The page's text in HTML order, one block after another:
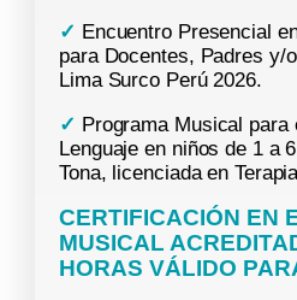
✓ Encuentro Presencial
para Docentes, Padres y/
Lima Surco Perú 2026.
✓ Programa Musical para
Lenguaje en niños de 1 a
Tona, licenciada en
CERTIFICACIÓN EN
MUSICAL
HORAS VÁLIDO